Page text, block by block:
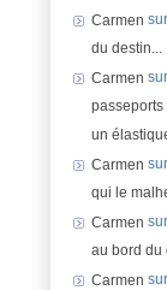
Carmen sur
du destin...
Carmen sur
passeports
un
Carmen sur
qui le
Carmen sur
au bord du
Carmen sur